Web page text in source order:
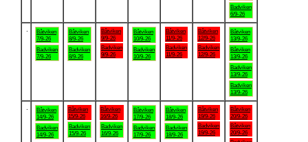
Badviken
6/9-26
Båtviken
7/9-26
Badviken
7/9-26
Båtviken
8/9-26
Badviken
8/9-26
Båtviken
9/9-26
Badviken
9/9-26
Båtviken
10/9-26
Badviken
10/9-26
Båtviken
11/9-26
Badviken
11/9-26
Båtviken
12/9-26
Badviken
12/9-26
Båtviken
13/9-26
Båtviken
13/9-26
Badviken
13/9-26
Badviken
13/9-26
Båtviken
14/9-26
Badviken
14/9-26
Båtviken
15/9-26
Badviken
15/9-26
Båtviken
16/9-26
Badviken
16/9-26
Båtviken
17/9-26
Badviken
17/9-26
Båtviken
18/9-26
Badviken
18/9-26
Båtviken
19/9-26
Badviken
19/9-26
Båtviken
20/9-26
Båtviken
20/9-26